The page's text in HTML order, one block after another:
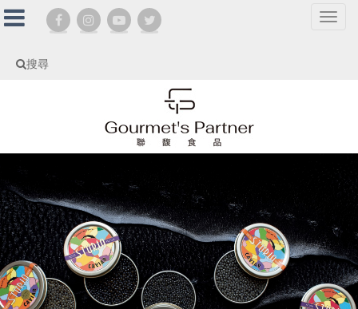
搜尋
選